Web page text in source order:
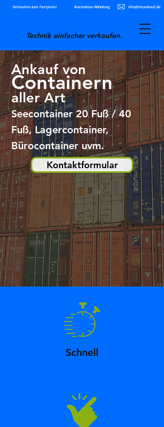
Technik einfacher verkaufen.
Verkaufen zum Festpreis! Kostenlose Abholung info@tecankauf.de
Ankauf von
Containern
aller Art
Seecontainer 20 Fuß / 40
Fuß, Lagercontainer,
Bürocontainer uvm.
Kontaktformular
Schnell